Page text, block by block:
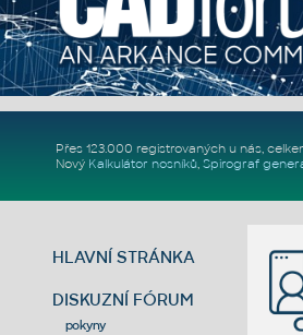
Přes 123.000 registrovaných u nás,
Nový Kalkulátor nosníků, Spirograf
HLAVNÍ STRÁNKA
DISKUZNÍ FÓRUM
pokyny